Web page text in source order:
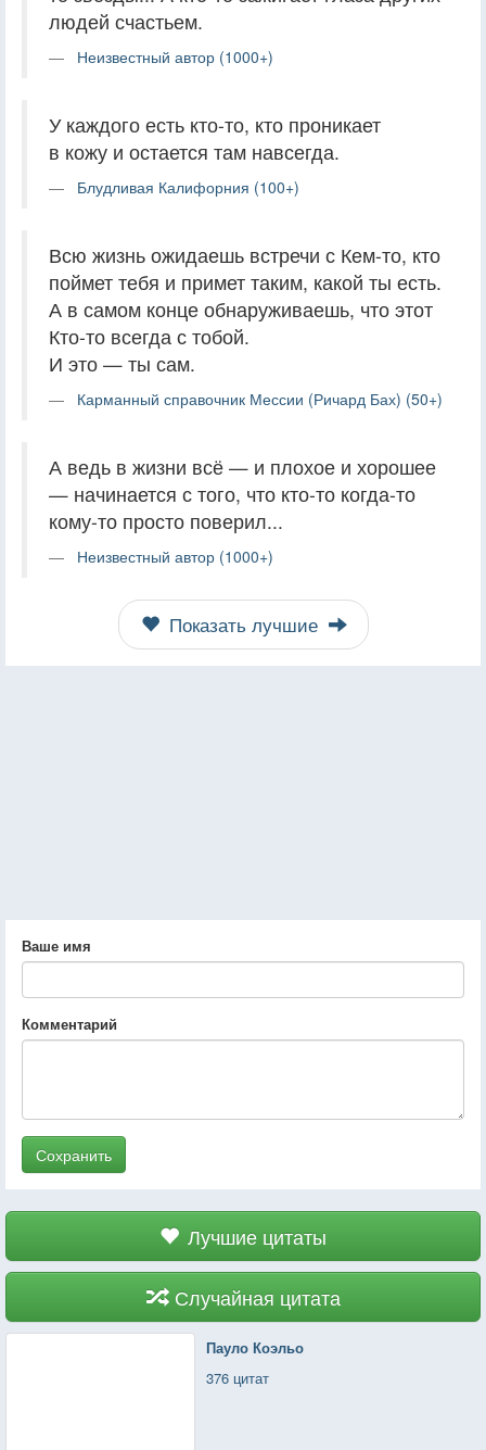
людей счастьем.
Неизвестный автор (1000+)
У каждого есть кто-то, кто проникает
в кожу и остается там навсегда.
Блудливая Калифорния (100+)
Всю жизнь ожидаешь встречи с Кем-то, кто
поймет тебя и примет таким, какой ты есть.
А в самом конце обнаруживаешь, что этот
Кто-то всегда с тобой.
И это — ты сам.
Карманный справочник Мессии (Ричард Бах) (50+)
А ведь в жизни всё — и плохое и хорошее
— начинается с того, что кто-то когда-то
кому-то просто поверил...
Неизвестный автор (1000+)
Показать лучшие
Ваше имя
Комментарий
Сохранить
Лучшие цитаты
Случайная цитата
Пауло Коэльо
376 цитат